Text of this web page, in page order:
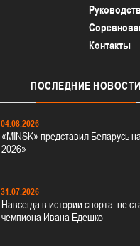
Контакты
ПОСЛЕДНИЕ НОВОСТИ
04.08.2026
«MINSK» представил Беларусь
2026»
31.07.2026
Навсегда в истории спорта: не
чемпиона Ивана Едешко